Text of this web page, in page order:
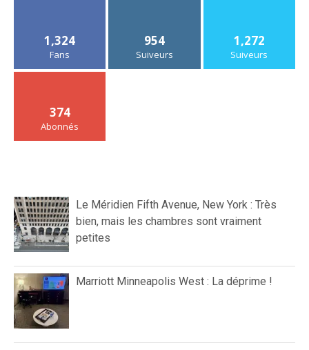
1,324
Fans
954
Suiveurs
1,272
Suiveurs
374
Abonnés
Le Méridien Fifth Avenue, New York : Très
bien, mais les chambres sont vraiment
petites
Marriott Minneapolis West : La déprime !